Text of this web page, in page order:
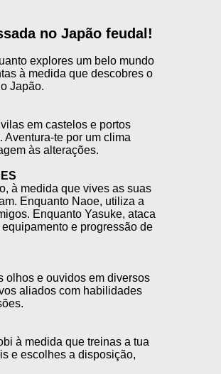
no Japão feudal!
explores um belo mundo
à medida que descobres o
Japão.
em castelos e portos
te por um clima
às alterações.
à medida que vives as suas
Enquanto Naoe, utiliza a
Enquanto Yasuke, ataca
e progressão de
olhos e ouvidos em diversos
aliados com habilidades
à medida que treinas a tua
e escolhes a disposição,